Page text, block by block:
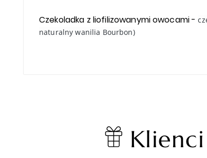
Czekoladka z liofilizowanymi owocami -
naturalny wanilia Bourbon)